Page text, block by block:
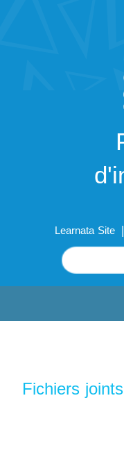
Learnata Site |
Fichiers joints